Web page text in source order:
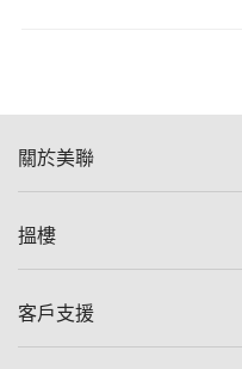
關於美聯
美聯集團
人才招募
搵樓
一手新盤
客戶支援